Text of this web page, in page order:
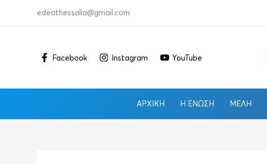
edeathessalia@gmail.com
Facebook Instagram YouTube
ΑΡΧΙΚΉ Η ΈΝΩΣΗ ΜΈΛΗ